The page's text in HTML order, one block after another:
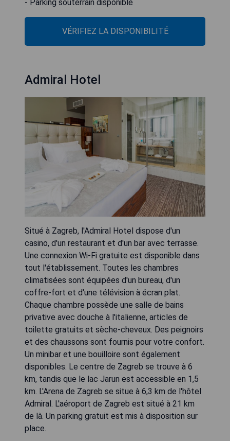
- Parking souterrain disponible
VÉRIFIEZ LA DISPONIBILITÉ
Admiral Hotel
Situé à Zagreb, l'Admiral Hotel dispose d'un
casino, d'un restaurant et d'un bar avec terrasse.
Une connexion Wi-Fi gratuite est disponible dans
tout l'établissement. Toutes les chambres
climatisées sont équipées d'un bureau, d'un
coffre-fort et d'une télévision à écran plat.
Chaque chambre possède une salle de bains
privative avec douche à l'italienne, articles de
toilette gratuits et sèche-cheveux. Des peignoirs
et des chaussons sont fournis pour votre confort.
Un minibar et une bouilloire sont également
disponibles. Le centre de Zagreb se trouve à 6
km, tandis que le lac Jarun est accessible en 1,5
km. L'Arena de Zagreb se situe à 6,3 km de l'hôtel
Admiral. L'aéroport de Zagreb est situé à 21 km
de là. Un parking gratuit est mis à disposition sur
place.